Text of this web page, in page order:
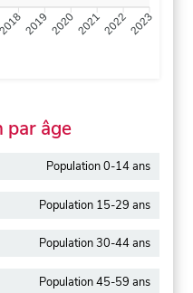
20182019 2020202120222023
par âge
Population 0-14 ans
Population 15-29 ans
Population 30-44 ans
Population 45-59 ans